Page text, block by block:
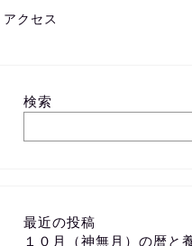
アクセス
検索
最近の投稿
１０月（神無月）の暦と